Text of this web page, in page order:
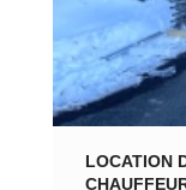
LOCATION